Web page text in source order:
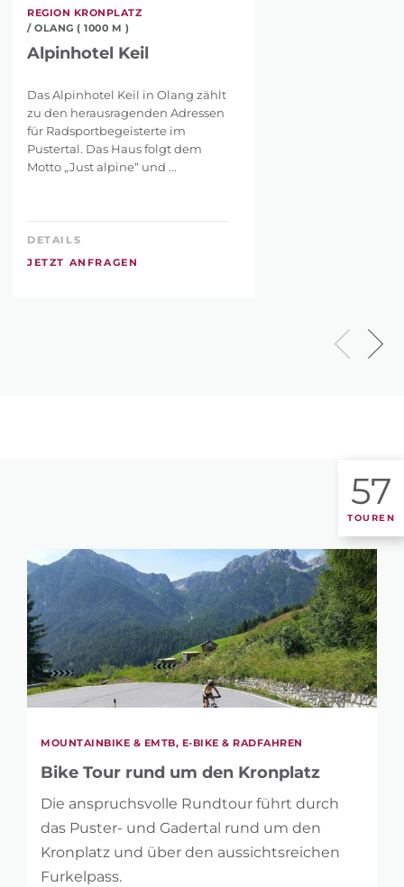
REGION KRONPLATZ
/ OLANG ( 1000 M )
Alpinhotel Keil
Das Alpinhotel Keil in Olang zählt
zu den herausragenden Adressen
für Radsportbegeisterte im
Pustertal. Das Haus folgt dem
Motto „Just alpine“ und ...
DETAILS
JETZT ANFRAGEN
57
TOUREN
MOUNTAINBIKE & EMTB, E-BIKE & RADFAHREN
Bike Tour rund um den Kronplatz
Die anspruchsvolle Rundtour führt durch
das Puster- und Gadertal rund um den
Kronplatz und über den aussichtsreichen
Furkelpass.